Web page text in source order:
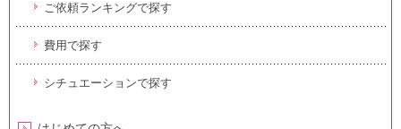
ご依頼ランキングで探す
費用で探す
シチュエーションで探す